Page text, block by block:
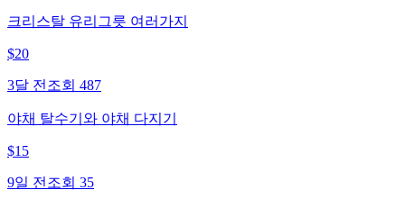
크리스탈 유리그릇 여러가지
$20
3달 전 조회 487
야채 탈수기와 야채 다지기
$15
9일 전 조회 35